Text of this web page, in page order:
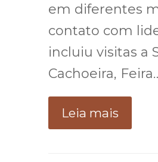
em diferentes
contato com
incluiu visitas a
Cachoeira,
Leia mais